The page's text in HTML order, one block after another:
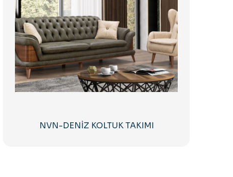
NVN-DENİZ KOLTUK TAKIMI